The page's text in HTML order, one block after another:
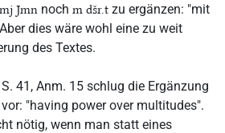
mj Jmn noch m dšr.t zu ergänzen: "mit
dies wäre wohl eine zu weit
des Textes.
S. 41, Anm. 15 schlug die Ergänzung
vor: "having power over multitudes".
nötig, wenn man statt eines